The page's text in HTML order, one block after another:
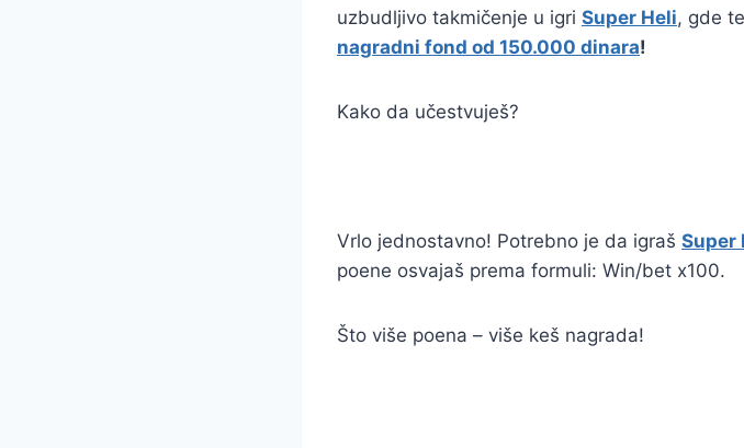
uzbudljivo takmičenje u igri Super Heli, gde
nagradni fond od 150.000 dinara!
Kako da učestvuješ?
Vrlo jednostavno! Potrebno je da igraš Super
poene osvajaš prema formuli: Win/bet x100.
Što više poena – više keš nagrada!